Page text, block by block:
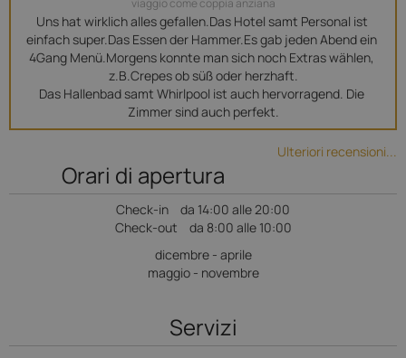
viaggio come coppia anziana
Uns hat wirklich alles gefallen.Das Hotel samt Personal ist
einfach super.Das Essen der Hammer.Es gab jeden Abend ein
4Gang Menü.Morgens konnte man sich noch Extras wählen,
z.B.Crepes ob süß oder herzhaft.
Das Hallenbad samt Whirlpool ist auch hervorragend. Die
Zimmer sind auch perfekt.
Ulteriori recensioni...
Orari di apertura
Check-in
da 14:00 alle 20:00
Check-out
da 8:00 alle 10:00
dicembre - aprile
maggio - novembre
Servizi